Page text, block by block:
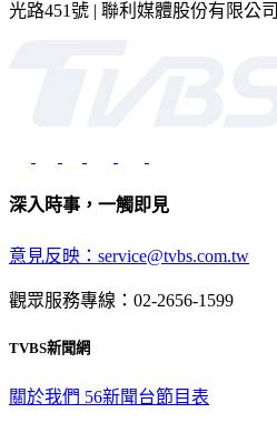
光路451號 | 聯利媒體股份有限公司
深入時事，一觸即見
意見反映：service@tvbs.com.tw
觀眾服務專線：02-2656-1599
TVBS新聞網
關於我們 56新聞台節目表